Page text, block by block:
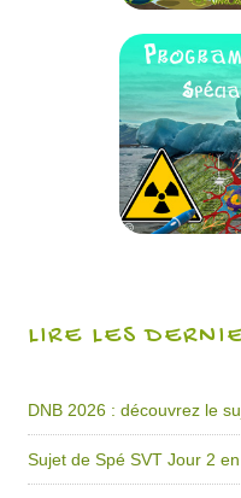
LIRE LES
DNB 2026 : découvrez le
Sujet de Spé SVT Jour 2